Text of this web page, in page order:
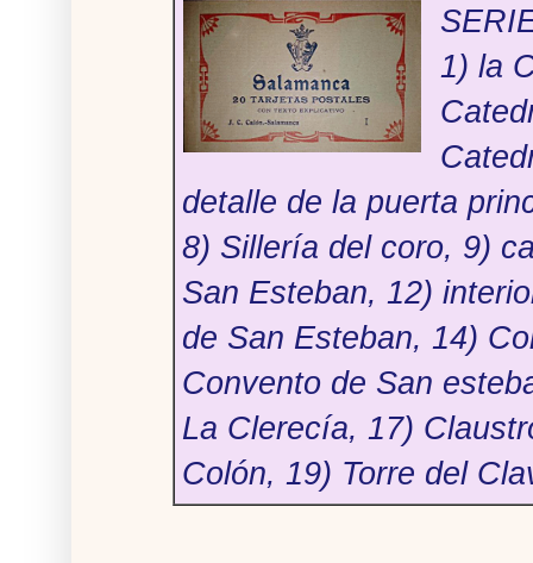
1) la
detalle de la puerta
8) Sillería del coro, 9)
San Esteban, 12)
de San Esteban, 14)
Convento de San
La Clerecía, 17)
Colón, 19) Torre del